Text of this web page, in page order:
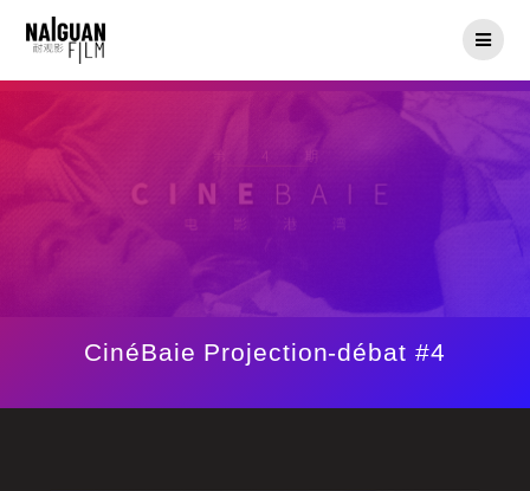
CinéBaie Projection-débat #4